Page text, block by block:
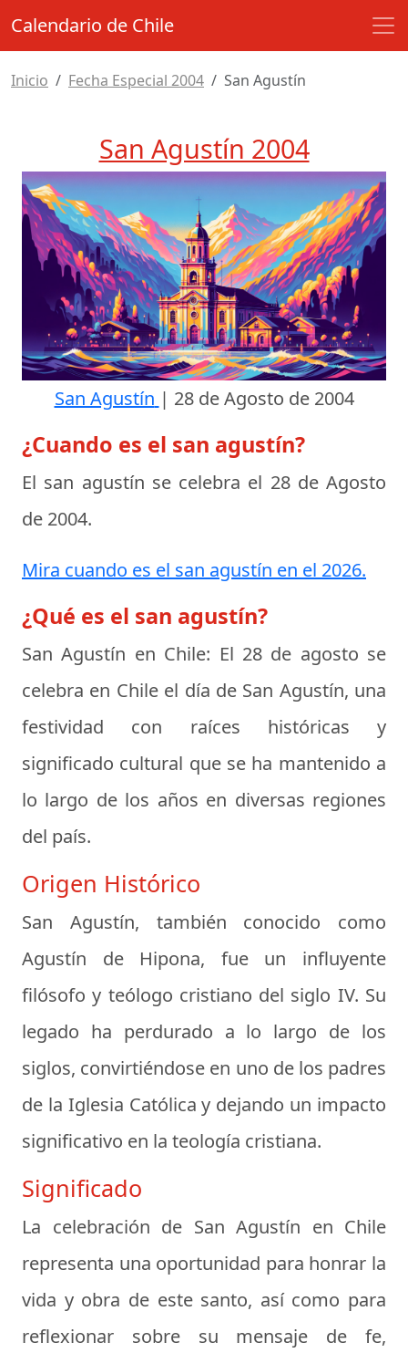
Calendario de Chile
Inicio Fecha Especial 2004 San Agustín
San Agustín 2004
San Agustín | 28 de Agosto de 2004
¿Cuando es el san agustín?
El san agustín se celebra el 28 de Agosto
de 2004.
Mira cuando es el san agustín en el 2026.
¿Qué es el san agustín?
San Agustín en Chile: El 28 de agosto se
celebra en Chile el día de San Agustín, una
festividad con raíces históricas y
significado cultural que se ha mantenido a
lo largo de los años en diversas regiones
del país.
Origen Histórico
San Agustín, también conocido como
Agustín de Hipona, fue un influyente
filósofo y teólogo cristiano del siglo IV. Su
legado ha perdurado a lo largo de los
siglos, convirtiéndose en uno de los padres
de la Iglesia Católica y dejando un impacto
significativo en la teología cristiana.
Significado
La celebración de San Agustín en Chile
representa una oportunidad para honrar la
vida y obra de este santo, así como para
reflexionar sobre su mensaje de fe,